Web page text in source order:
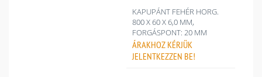
KAPUPÁNT FEHÉR HORG.
800 X 60 X 6,0 MM,
FORGÁSPONT: 20 MM
ÁRAKHOZ KÉRJÜK
JELENTKEZZEN BE!